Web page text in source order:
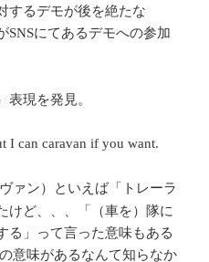
するデモが後を絶たな
SNSにてあるデモへの参加
現を発見。
I can caravan if you want.
ァン）といえば「トレーラ
けど、、、「（車を）隊に
る」って言った意味もある
意味があるなんて知らなか